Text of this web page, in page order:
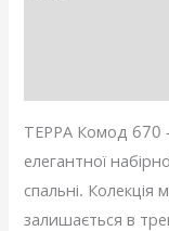
ТЕРРА Комод 670
елегантної
спальні. Колекція
залишається в